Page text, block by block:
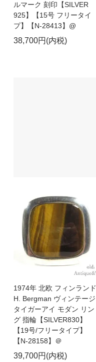
ルマーク 刻印【SILVER
925】【15号 フリータイ
プ】【N-28413】@
38,700円(内税)
1974年 北欧 フィンランド
H. Bergman ヴィンテージ
タイガーアイ モダン リン
グ 指輪【SILVER830】
【19号/フリータイプ】
【N-28158】＠
39,700円(内税)